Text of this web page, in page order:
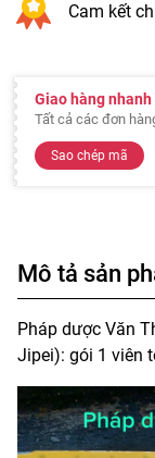
Cam kết
Giao hàng
Tất cả các đơn
Sao chép mã
Mô tả sản
Pháp dược Văn
Jipei): gói 1 viên